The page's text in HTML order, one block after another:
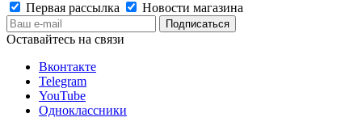
Первая рассылка
Новости магазина
Оставайтесь на связи
Вконтакте
Telegram
YouTube
Одноклассники